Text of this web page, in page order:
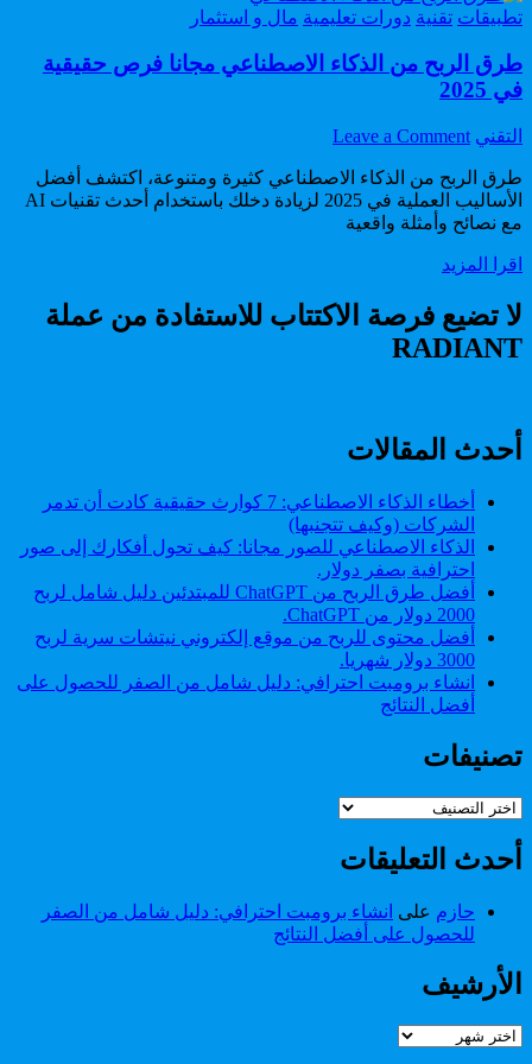
Posted
تطبيقات تقنية دورات تعليمية مال و استثمار
طرق الربح من الذكاء الاصطناعي مجانا فرص حقيقية
في 2025
Author:
التقني Leave a Comment
on
الربح
من
حقيقية
طرق الربح من الذكاء الاصطناعي كثيرة ومتنوعة، اكتشف أفضل
الأساليب العملية في 2025 لزيادة دخلك باستخدام أحدث تقنيات AI
مع نصائح وأمثلة واقعية
اقرا المزيد
من
الذكاء
الاصطناعي
في
2025
لا تضيع فرصة الاكتتاب للاستفادة من عملة
RADIANT
أحدث المقالات
أخطاء الذكاء الاصطناعي: 7 كوارث حقيقية كادت أن تدمر
الشركات (وكيف تتجنبها)
الذكاء الاصطناعي للصور مجانا: كيف تحول أفكارك إلى صور
احترافية بصفر دولار.
أفضل طرق الربح من ChatGPT للمبتدئين دليل شامل لربح
2000 دولار من ChatGPT.
أفضل محتوى للربح من موقع إلكتروني نيتشات سرية لربح
3000 دولار شهريا.
انشاء برومبت احترافي: دليل شامل من الصفر للحصول على
أفضل النتائج
تصنيفات
تصنيفات
أحدث التعليقات
حازم على انشاء برومبت احترافي: دليل شامل من الصفر
للحصول على أفضل النتائج
الأرشيف
الأرشيف